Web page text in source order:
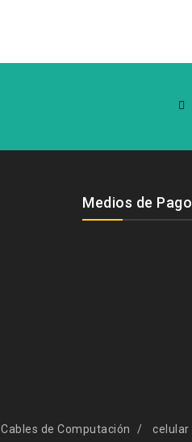
Medios de Pago
Cables de Computación celular